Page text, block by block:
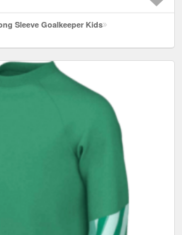
Sleeve Goalkeeper Kids